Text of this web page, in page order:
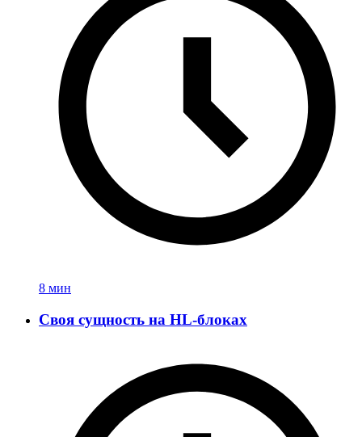
8 мин
Своя сущность на HL-блоках